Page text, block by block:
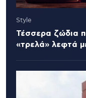
Style
Τέσσερα ζώδια
«τρελά» λεφτά